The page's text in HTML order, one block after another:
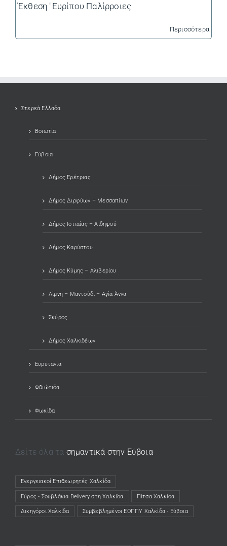
Έκθεση "Ευρίπου Παλίρροιες
Περισσότερα
Στερεά Ελλάδα
Βοιωτία
Εύβοια
Δήμος Ερέτριας
Δήμος Διρφύων – Μεσσαπίων
Δήμος Ιστιαίας – Αιδηψού
Δήμος Καρύστου
Δήμος Κύμης – Αλιβερίου
Λίμνη – Μαντούδι – Αγία Άννα
Σκύρος
Δήμος Χαλκιδέων
Ευρυτανία
Φθιώτιδα
Φωκίδα
Δείτε όλα τα σημαντικά στην Εύβοια
Ενεργειακοί Επιθεωρητές Χαλκίδα
(opens in a new tab)
Γύρος - Σουβλάκια Delivery στη Χαλκίδα
(opens in a new tab) Πίτσα Χαλκίδα
(opens in a new tab)
Δικηγόροι Χαλκίδα
(opens in a new tab) Συμβεβλημένοι ΕΟΠΠΥ Χαλκίδα - Εύβοια
(opens in a new tab)